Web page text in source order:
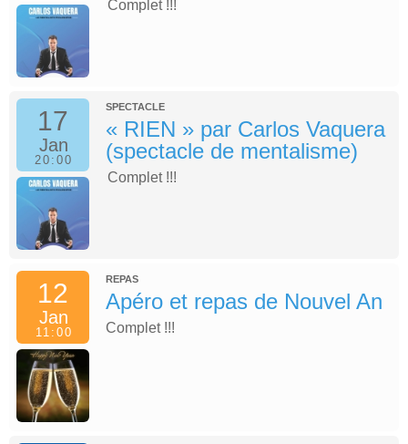
Complet !!!
17
Jan
20:00
SPECTACLE
« RIEN » par Carlos Vaquera
(spectacle de mentalisme)
Complet !!!
12
Jan
11:00
REPAS
Apéro et repas de Nouvel An
Complet !!!